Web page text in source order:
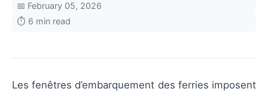
📅 February 05, 2026
⏱️ 6 min read
Les fenêtres d’embarquement des ferries imposent